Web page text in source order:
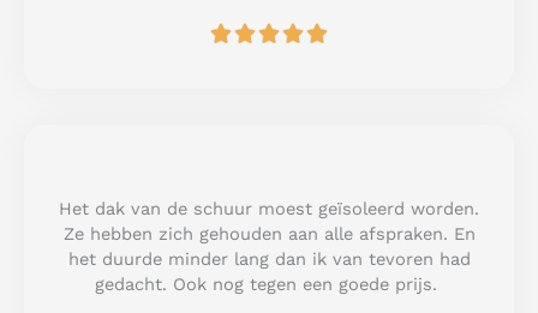
R
u
t
o
f
Het dak van de schuur moest geïsoleerd worden.
Ze hebben zich gehouden aan alle afspraken. En
het duurde minder lang dan ik van tevoren had
gedacht. Ook nog tegen een goede prijs.